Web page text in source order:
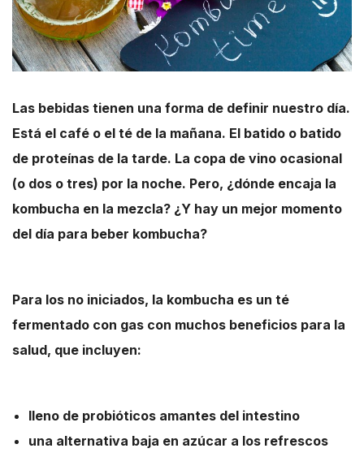
Las bebidas tienen una forma de definir nuestro día.
Está el café o el té de la mañana. El batido o batido
de proteínas de la tarde. La copa de vino ocasional
(o dos o tres) por la noche. Pero, ¿dónde encaja la
kombucha en la mezcla? ¿Y hay un mejor momento
del día para beber kombucha?
Para los no iniciados, la kombucha es un té
fermentado con gas con muchos beneficios para la
salud, que incluyen:
lleno de probióticos amantes del intestino
una alternativa baja en azúcar a los refrescos